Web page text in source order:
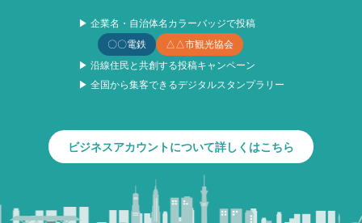
▶ 企業名・自治体名カラーバッジで投稿
〇〇電鉄
△△市観光協会
▶ 沿線住民と共創する投稿キャンペーン
▶ 全国から集客できるデジタルスタンプラリー
ビジネスアカウントについて詳しくはこちら